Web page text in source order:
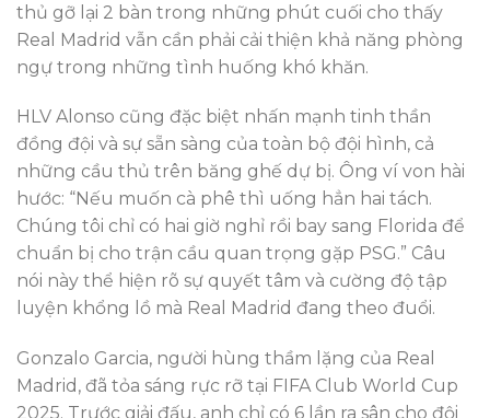
thủ gỡ lại 2 bàn trong những phút cuối cho thấy
Real Madrid vẫn cần phải cải thiện khả năng phòng
ngự trong những tình huống khó khăn.
HLV Alonso cũng đặc biệt nhấn mạnh tinh thần
đồng đội và sự sẵn sàng của toàn bộ đội hình, cả
những cầu thủ trên băng ghế dự bị. Ông ví von hài
hước: “Nếu muốn cà phê thì uống hẳn hai tách.
Chúng tôi chỉ có hai giờ nghỉ rồi bay sang Florida để
chuẩn bị cho trận cầu quan trọng gặp PSG.” Câu
nói này thể hiện rõ sự quyết tâm và cường độ tập
luyện khổng lồ mà Real Madrid đang theo đuổi.
Gonzalo Garcia, người hùng thầm lặng của Real
Madrid, đã tỏa sáng rực rỡ tại FIFA Club World Cup
2025. Trước giải đấu, anh chỉ có 6 lần ra sân cho đội